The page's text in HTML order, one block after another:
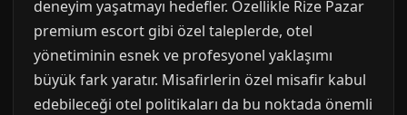
deneyim yaşatmayı hedefler. Özellikle Rize Pazar
premium escort gibi özel taleplerde, otel
yönetiminin esnek ve profesyonel yaklaşımı
büyük fark yaratır. Misafirlerin özel misafir kabul
edebileceği otel politikaları da bu noktada önemli